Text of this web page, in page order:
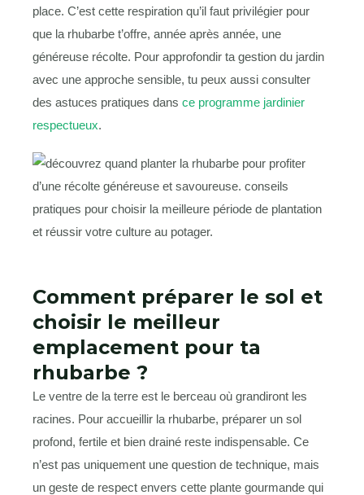
place. C’est cette respiration qu’il faut privilégier pour
que la rhubarbe t’offre, année après année, une
généreuse récolte. Pour approfondir ta gestion du jardin
avec une approche sensible, tu peux aussi consulter
des astuces pratiques dans ce programme jardinier
respectueux.
Comment préparer le sol et
choisir le meilleur
emplacement pour ta
rhubarbe ?
Le ventre de la terre est le berceau où grandiront les
racines. Pour accueillir la rhubarbe, préparer un sol
profond, fertile et bien drainé reste indispensable. Ce
n’est pas uniquement une question de technique, mais
un geste de respect envers cette plante gourmande qui